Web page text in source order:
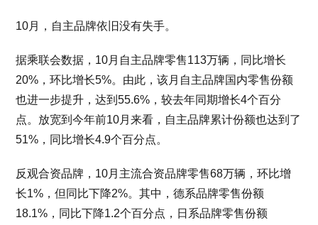
10月，自主品牌依旧没有失手。
据乘联会数据，10月自主品牌零售113万辆，同比增长
20%，环比增长5%。由此，该月自主品牌国内零售份额
也进一步提升，达到55.6%，较去年同期增长4个百分
点。放宽到今年前10月来看，自主品牌累计份额也达到了
51%，同比增长4.9个百分点。
反观合资品牌，10月主流合资品牌零售68万辆，环比增
长1%，但同比下降2%。其中，德系品牌零售份额
18.1%，同比下降1.2个百分点，日系品牌零售份额